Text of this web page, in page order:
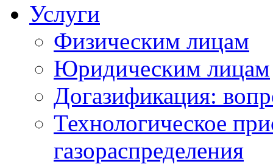
Услуги
Физическим лицам
Юридическим лицам
Догазификация:
Технологическое
газораспределения